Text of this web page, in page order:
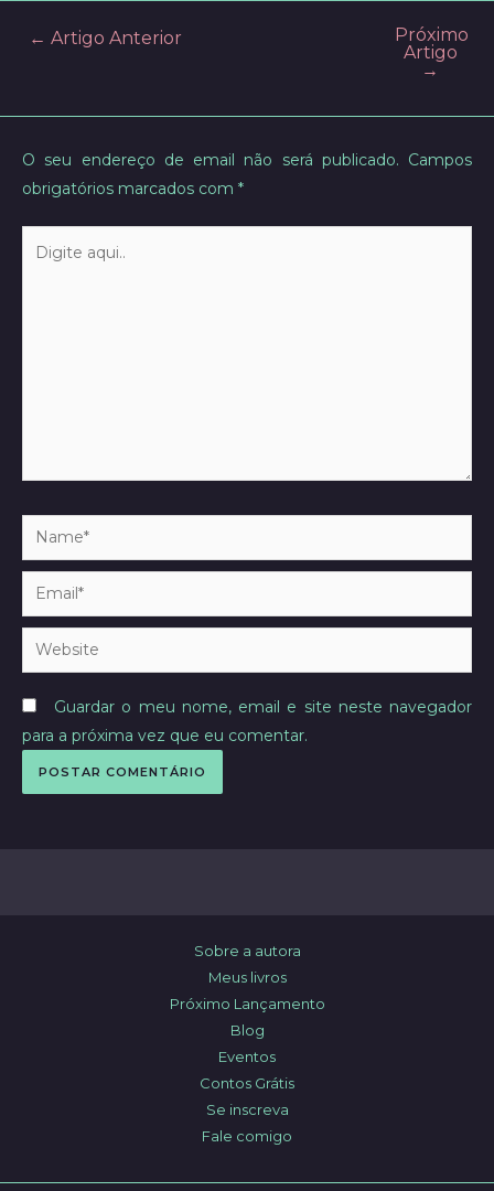
Post← Artigo Anterior
Próximo
Artigo
→
O seu endereço de email não será publicado. Campos
obrigatórios marcados com *
aqui..
Name*
Email*
Website
Guardar o meu nome, email e site neste navegador
para a próxima vez que eu comentar.
Sobre a autora
Meus livros
Próximo Lançamento
Blog
Eventos
Contos Grátis
Se inscreva
Fale comigo